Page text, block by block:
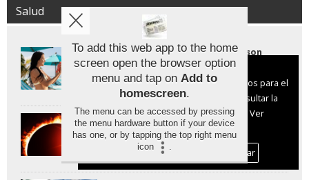
Salud
Los protectores solares stick son
efectivos pero hasta cinco veces más
caros
Proteger la vista durante el eclipse
solar: claves para no dañar la retina
Aviso sobre el Uso de cookies:
Utilizamos cookies nuestras y de terceros para el
funcionamiento del digital. Puedes consultar la
lista de cookies y como desconectarlas.
Ver
nuestra Política de Privacidad y Cookies
Aceptar Cookies
Personalizar
To add this web app to the home
screen open the browser option
menu and tap on Add to
homescreen.
The menu can be accessed by pressing
the menu hardware button if your device
has one, or by tapping the top right menu
icon
.